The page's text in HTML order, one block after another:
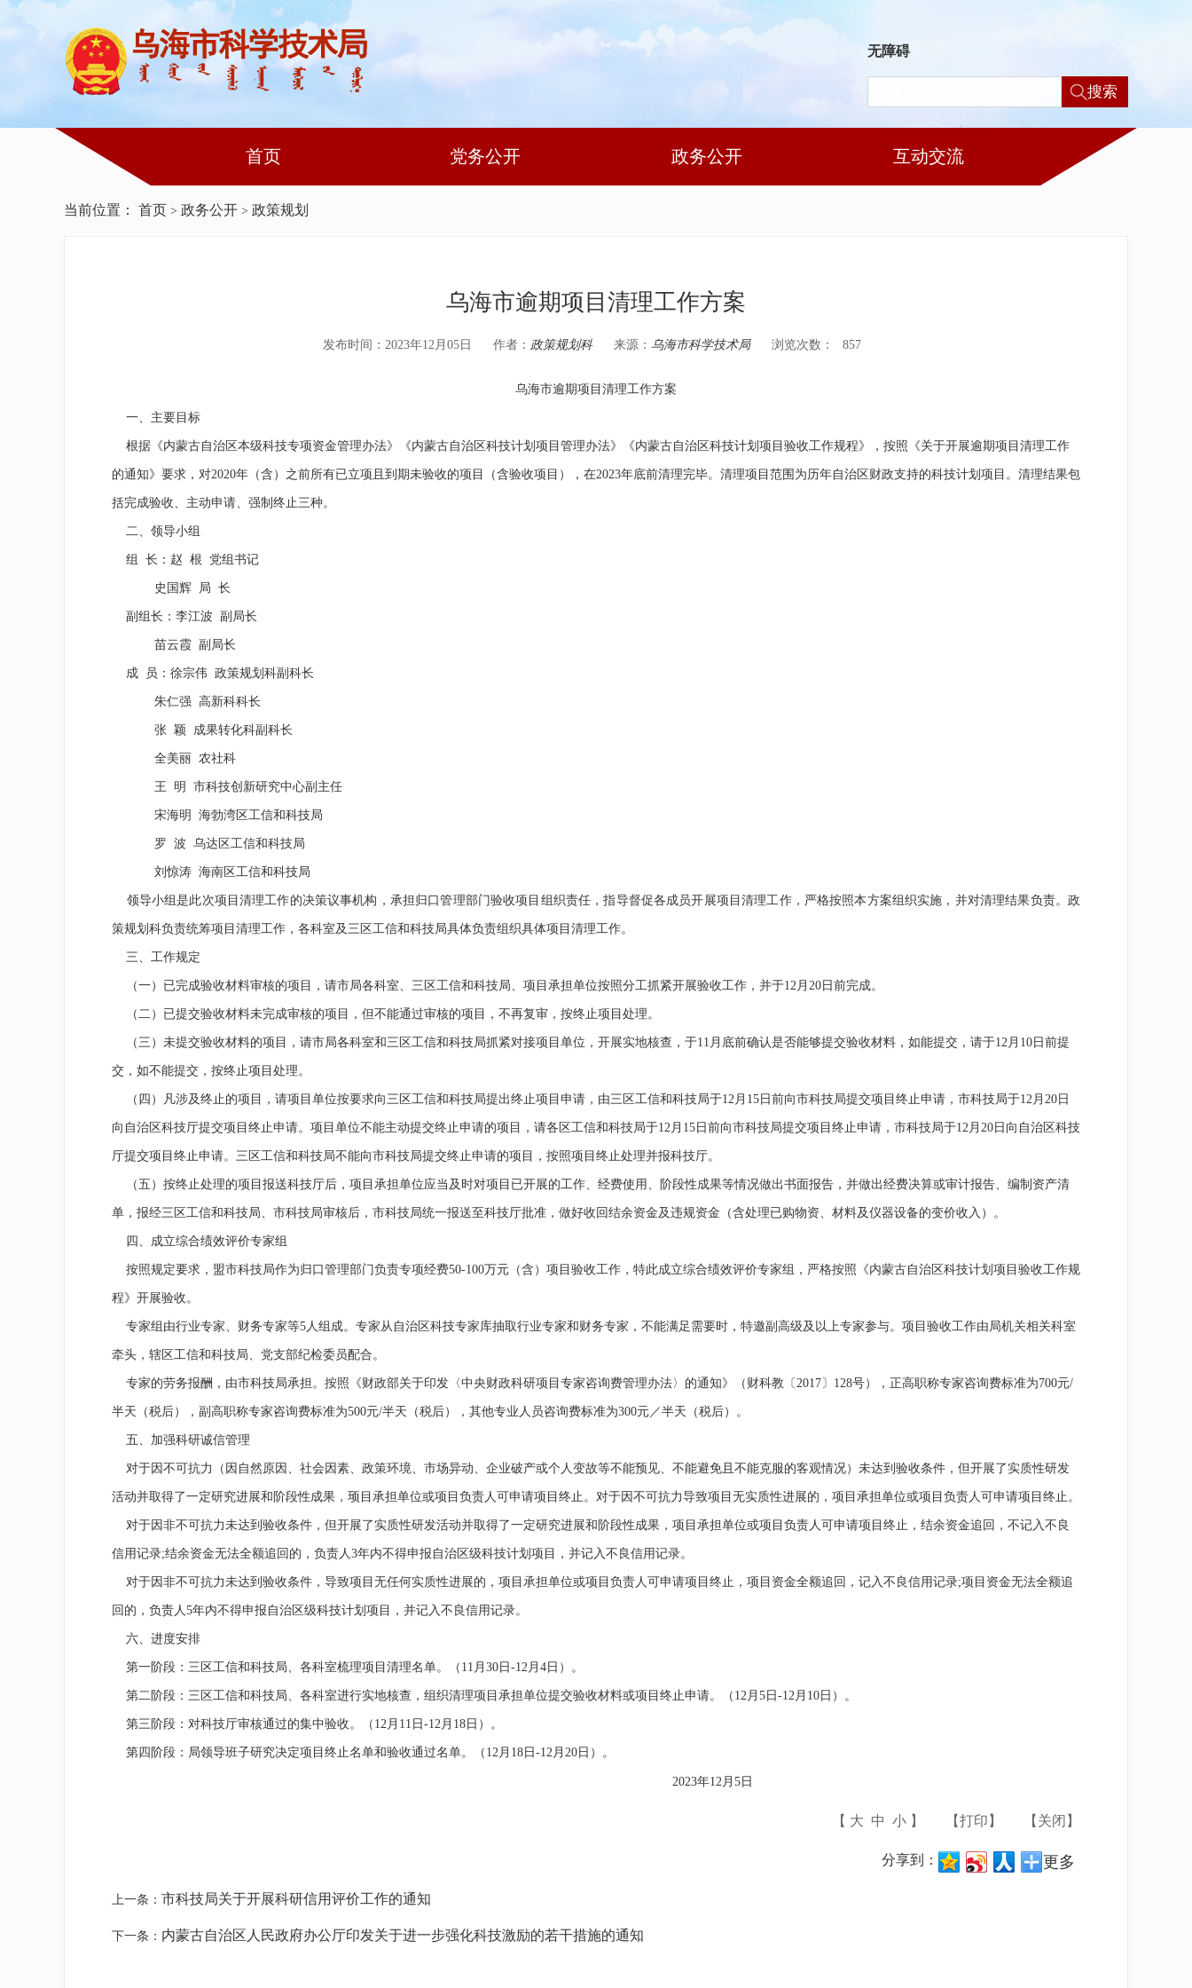
无障碍
搜索
首页 党务公开 政务公开 互动交流
当前位置： 首页 > 政务公开 > 政策规划
乌海市逾期项目清理工作方案
发布时间：2023年12月05日 作者： 政策规划科 来源： 乌海市科学技术局 浏览次数： 857
乌海市逾期项目清理工作方案
一、主要目标
根据《内蒙古自治区本级科技专项资金管理办法》《内蒙古自治区科技计划项目管理办法》《内蒙古自治区科技计划项目验收工作规程》，按照《关于开展逾期项目清理工作
的通知》要求，对2020年（含）之前所有已立项且到期未验收的项目（含验收项目），在2023年底前清理完毕。清理项目范围为历年自治区财政支持的科技计划项目。清理结果包
括完成验收、主动申请、强制终止三种。
二、领导小组
组 长：赵 根 党组书记
史国辉 局 长
副组长：李江波 副局长
苗云霞 副局长
成 员：徐宗伟 政策规划科副科长
朱仁强 高新科科长
张 颖 成果转化科副科长
全美丽 农社科
王 明 市科技创新研究中心副主任
宋海明 海勃湾区工信和科技局
罗 波 乌达区工信和科技局
刘惊涛 海南区工信和科技局
领导小组是此次项目清理工作的决策议事机构，承担归口管理部门验收项目组织责任，指导督促各成员开展项目清理工作， 严格按照本方案组织实施，并对清理结果负责。政
策规划科负责统筹项目清理工作，各科室及三区工信和科技局具体负责组织具体项目清理工作。
三、工作规定
（一）已完成验收材料审核的项目，请市局各科室、三区工信和科技局、项目承担单位按照分工抓紧开展验收工作，并于12月 20 日前完成。
（二）已提交验收材料未完成审核的项目，但不能通过审核的项目，不再复审，按终止项目处理。
（三）未提交验收材料的项目，请市局各科室和三区工信和科技局抓紧对接项目单位，开展实地核查，于11 月底前确认是否能够提交验收材料，如能提交，请于12月 10 日前提
交，如不能提交，按终止项目处理。
（四）凡涉及终止的项目，请项目单位按要求向三区工信和科技局提出终止项目申请，由三区工信和科技局于12月 15 日前向市科技局提交项目终止申请，市科技局于12月 20 日
向自治区科技厅提交项目终止申请。项目单位不能主动提交终止申请的项目，请各区工信和科技局于12月 15 日前向市科技局提交项目终止申请，市科技局于12月 20 日向自治区科技
厅提交项目终止申请。三区工信和科技局不能向市科技局提交终止申请的项目，按照项目终止处理并报科技厅。
（五）按终止处理的项目报送科技厅后，项目承担单位应当及时对项目已开展的工作、经费使用、阶段性成果等情况做出书面报告，并做出经费决算或审计报告、编制资产清
单，报经三区工信和科技局、市科技局审核后，市科技局统一报送至科技厅批准，做好收回结余资金及违规资金（含处理已购物资、材料及仪器设备的变价收入）。
四、成立综合绩效评价专家组
按照规定要求，盟市科技局作为归口管理部门负责专项经费50-100万元（含）项目验收工作，特此成立综合绩效评价专家组，严格按照《内蒙古自治区科技计划项目验收工作规
程》开展验收。
专家组由行业专家、财务专家等5人组成。专家从自治区科技专家库抽取行业专家和财务专家，不能满足需要时，特邀副高级及以上专家参与。项目验收工作由局机关相关科室
牵头，辖区工信和科技局、党支部纪检委员配合。
专家的劳务报酬，由市科技局承担。 按照《财政部关于印发〈中央财政科研项目专家咨询费管理办法〉的通知》（财科教〔 2017 〕 128号），正高职称专家咨询费标准为700元/
半天（税后），副高职称专家咨询费标准为500元/半天（税后） ，其他专业人员咨询费标准为300元／半天（税后）。
五、加强科研诚信管理
对于因不可抗力（因自然原因、社会因素、政策环境、市场异动、企业破产或个人变故等不能预见、不能避免且不能克服的客观情况）未达到验收条件，但开展了实质性研发
活动并取得了一定研究进展和阶段性成果，顼目承担单位或项目负责人可申请项目终止。对于因不可抗力导致项目无实质性进展的，项目承担单位或项目负责人可申请项目终止。
对于因非不可抗力未达到验收条件，但开展了实质性研发活动并取得了一定研究进展和阶段性成果，项目承担单位或项目负责人可申请项目终止，结余资金追回，不记入不良
信用记录;结余资金无法全额追回的，负责人3年内不得申报自治区级科技计划项目，并记入不良信用记录。
对于因非不可抗力未达到验收条件，导致项目无任何实质性进展的，项目承担单位或项目负责人可申请项目终止，项目资金全额追回，记入不良信用记录;项目资金无法全额追
回的，负责人5年内不得申报自治区级科技计划项目，并记入不良信用记录。
六、进度安排
第一阶段：三区工信和科技局、各科室梳理项目清理名单。（ 11 月 30 日 -12月 4 日）。
第二阶段：三区工信和科技局、各科室进行实地核查，组织清理项目承担单位提交验收材料或项目终止申请。（ 12月 5 日 -12月 10 日）。
第三阶段：对科技厅审核通过的集中验收。（ 12月 11 日 -12月 18 日）。
第四阶段：局领导班子研究决定项目终止名单和验收通过名单。（ 12月 18 日 -12月 20 日）。
2023年12月 5 日
【 大 中 小 】 【打印 】 【 关闭 】
更多
分享到：
上一条： 市科技局关于开展科研信用评价工作的通知
下一条： 内蒙古自治区人民政府办公厅印发关于进一步强化科技激励的若干措施的通知